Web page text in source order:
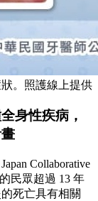
。照護線上提供
身性疾病，
Collaborative
民眾超過 13 年
死亡具有相關